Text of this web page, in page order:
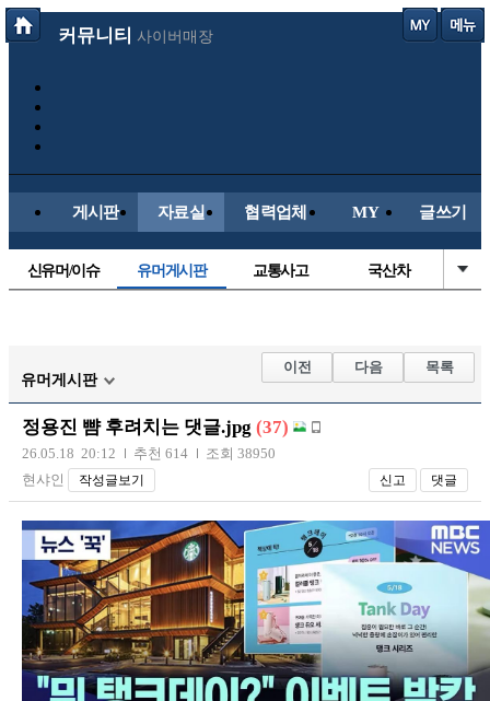
커뮤니티 사이버매장
게시판 자료실 협력업체 MY 글쓰기
신유머/이슈 유머게시판 교통사고 국산차
자유사진 군사/무기
트럭/버스
장착시공사진
유머게시판
이전 다음 목록
정용진 뺨 후려치는 댓글.jpg (37)
26.05.18 20:12 추천 614
조회 38950
현샤인
작성글보기 신고 댓글